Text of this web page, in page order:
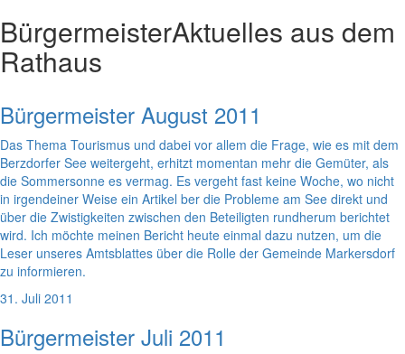
BürgermeisterAktuelles aus dem
Rathaus
Bürgermeister August 2011
Das Thema Tourismus und dabei vor allem die Frage, wie es mit dem
Berzdorfer See weitergeht, erhitzt momentan mehr die Gemüter, als
die Sommersonne es vermag. Es vergeht fast keine Woche, wo nicht
in irgendeiner Weise ein Artikel ber die Probleme am See direkt und
über die Zwistigkeiten zwischen den Beteiligten rundherum berichtet
wird. Ich möchte meinen Bericht heute einmal dazu nutzen, um die
Leser unseres Amtsblattes über die Rolle der Gemeinde Markersdorf
zu informieren.
31. Juli 2011
Bürgermeister Juli 2011